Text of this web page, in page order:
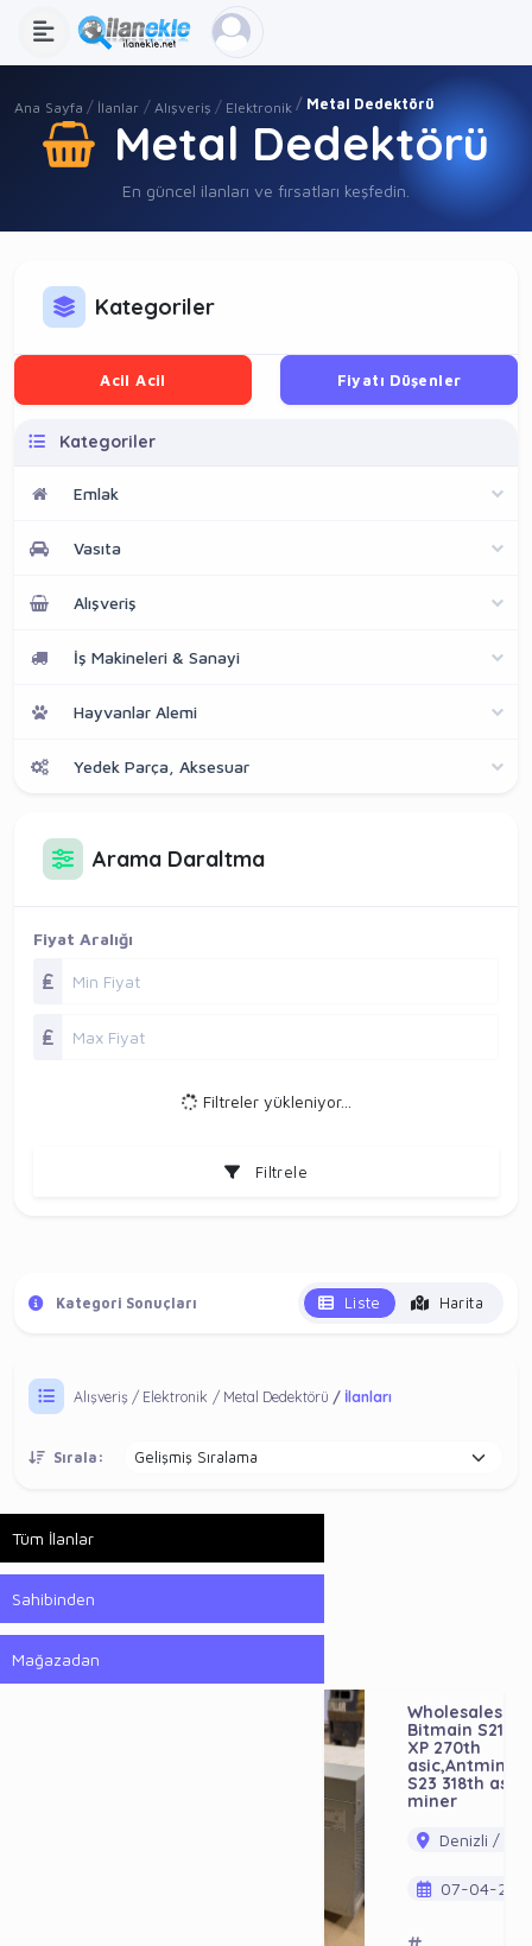
Ana Sayfa İlanlar Alışveriş Elektronik Metal Dedektörü
Metal Dedektörü
En güncel ilanları ve fırsatları keşfedin.
Kategoriler
Acil Acil Fiyatı Düşenler
Kategoriler
Emlak
Vasıta
Alışveriş
İş Makineleri & Sanayi
Hayvanlar Alemi
Yedek Parça, Aksesuar
Arama Daraltma
Fiyat Aralığı
Filtreler yükleniyor...
Filtrele
Kategori Sonuçları Liste Harita
Alışveriş Elektronik Metal Dedektörü İlanları
Sırala:
Tüm İlanlar
Sahibinden
Mağazadan
Wholesales
Bitmain S21
XP 270th
asic,Antminer
S23 318th asic
miner
Denizli /
07-04-